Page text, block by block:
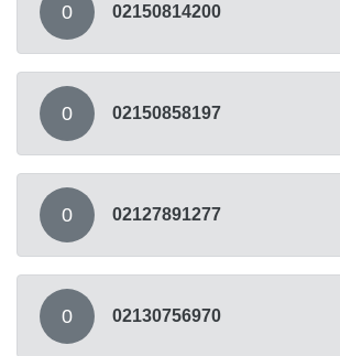
0 02150814200
0 02150858197
0 02127891277
0 02130756970